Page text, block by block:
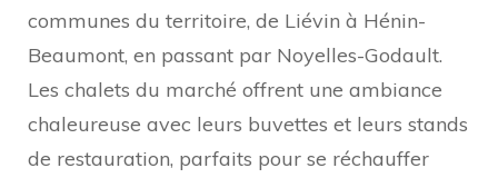
communes du territoire, de Liévin à Hénin-
Beaumont, en passant par Noyelles-Godault.
Les chalets du marché offrent une ambiance
chaleureuse avec leurs buvettes et leurs stands
de restauration, parfaits pour se réchauffer